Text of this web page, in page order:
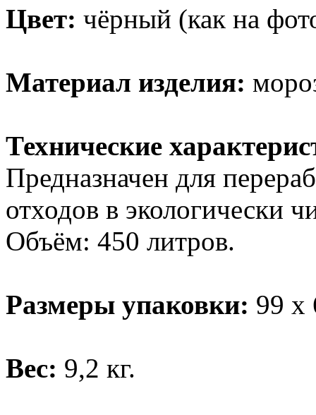
Цвет: чёрный (как на
Материал изделия:
Технические
Предназначен для
отходов в экологически
Объём: 450 литров.
Размеры упаковки: 99 х
Вес: 9,2 кг.